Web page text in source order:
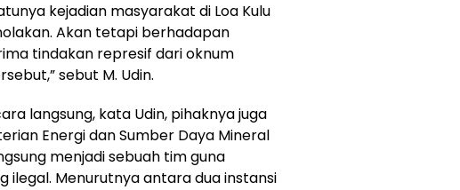
kejadian masyarakat di Loa Kulu
Akan tetapi berhadapan
tindakan represif dari oknum
sebut M. Udin.
langsung, kata Udin, pihaknya juga
Energi dan Sumber Daya Mineral
menjadi sebuah tim guna
ilegal. Menurutnya antara dua instansi